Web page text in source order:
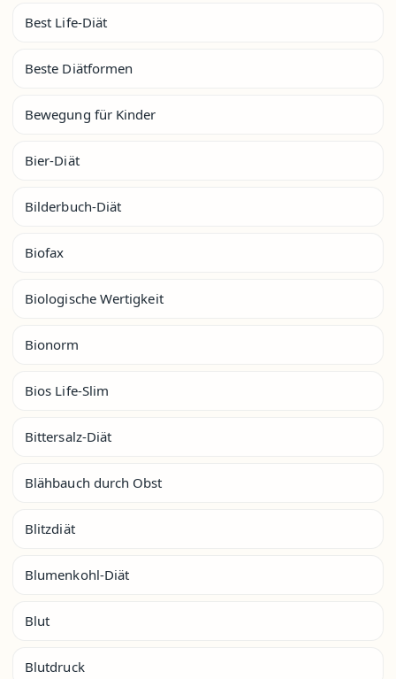
Best Life-Diät
Beste Diätformen
Bewegung für Kinder
Bier-Diät
Bilderbuch-Diät
Biofax
Biologische Wertigkeit
Bionorm
Bios Life-Slim
Bittersalz-Diät
Blähbauch durch Obst
Blitzdiät
Blumenkohl-Diät
Blut
Blutdruck